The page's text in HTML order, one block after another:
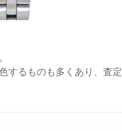
するものも多くあり、査定